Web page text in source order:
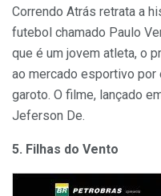
Correndo Atrás retrata a
futebol chamado Paulo
que é um jovem atleta, o
ao mercado esportivo por
garoto. O filme, lançado
Jeferson De.
5. Filhas do Vento